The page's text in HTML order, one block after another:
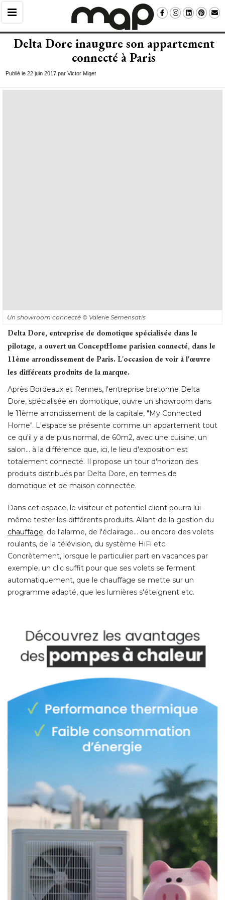
Delta Dore inaugure son appartement
connecté à Paris
Publié le 22 juin 2017 par Victor Miget
Un showroom connecté © Valerie Semensatis
Delta Dore, entreprise de domotique spécialisée dans le
pilotage, a ouvert un ConceptHome parisien connecté, dans le
11ème arrondissement de Paris. L'occasion de voir à l'œuvre
les différents produits de la marque.
Après Bordeaux et Rennes, l'entreprise bretonne Delta
Dore, spécialisée en domotique, ouvre un showroom dans
le 11ème arrondissement de la capitale, "My Connected
Home". L'espace se présente comme un appartement tout
ce qu'il y a de plus normal, de 60m2, avec une cuisine, un
salon... à la différence que, ici, le lieu d'exposition est
totalement connecté. Il propose un tour d'horizon des
produits distribués par Delta Dore, en termes de
domotique et de maison connectée.
Dans cet espace, le visiteur et potentiel client pourra lui-
même tester les différents produits. Allant de la gestion du
chauffage, de l'alarme, de l'éclairage... ou encore des volets
roulants, de la télévision, du système HiFi etc.
Concrètement, lorsque le particulier part en vacances par
exemple, un clic suffit pour que ses volets se ferment
automatiquement, que le chauffage se mette sur un
programme adapté, que les lumières s'éteignent etc.